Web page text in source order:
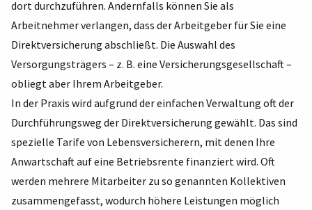
dort durchzuführen. Andernfalls können Sie als
Arbeitnehmer verlangen, dass der Arbeitgeber für Sie eine
Direktversicherung abschließt. Die Auswahl des
Versorgungsträgers – z. B. eine Versicherungsgesellschaft –
obliegt aber Ihrem Arbeitgeber.
In der Praxis wird aufgrund der einfachen Verwaltung oft der
Durchführungsweg der Direktversicherung gewählt. Das sind
spezielle Tarife von Lebensversicherern, mit denen Ihre
Anwartschaft auf eine Betriebsrente finanziert wird. Oft
werden mehrere Mitarbeiter zu so genannten Kollektiven
zusammengefasst, wodurch höhere Leistungen möglich